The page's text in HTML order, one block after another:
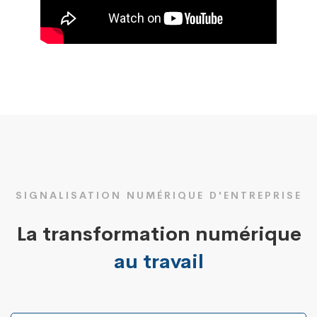
SIGNALISATION NUMÉRIQUE D'ENTREPRISE
La transformation numérique
au travail